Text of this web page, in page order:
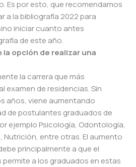
Es por esto, que recomendamos
a la bibliografía 2022 para
iniciar cuanto antes
de este año.
opción de realizar una
la carrera que más
examen de residencias. Sin
años, viene aumentando
de postulantes graduados de
ejemplo Psicología, Odontología,
Nutrición, entre otras. El aumento
principalmente a que el
a los graduados en estas